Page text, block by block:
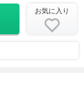
お気に入り